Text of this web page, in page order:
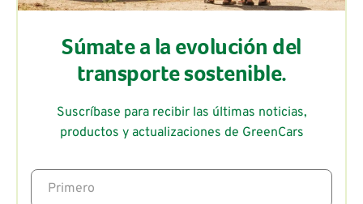
Súmate a la evolución del
transporte sostenible.
Suscríbase para recibir las últimas noticias,
productos y actualizaciones de GreenCars